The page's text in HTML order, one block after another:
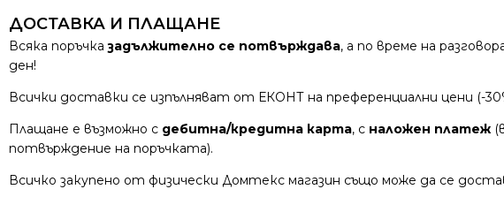
ДОСТАВКА И ПЛАЩАНЕ
Всяка поръчказадължително се потвърждава, а по време на
ден!
Всички доставки се изпълняват от ЕКОНТ на преференциални цени (-
Плащане е възможно с дебитна/кредитна карта, с наложен платеж
потвърждение на поръчката).
Всичко закупено от физически Домтекс магазин също може да се